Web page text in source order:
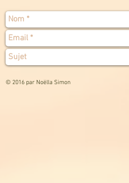
© 2016 par Noëlla Simon